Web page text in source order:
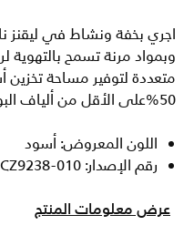
اجري بخفة ونشاط في
وبمواد مرنة تسمح بالتهوية
متعددة لتوفير مساحة
50%على الأقل من ألياف البوليستر المعاد تدويرها.
اللون المعروض: أسود
رقم الإصدار: CZ9238-010
عرض معلومات المنتج